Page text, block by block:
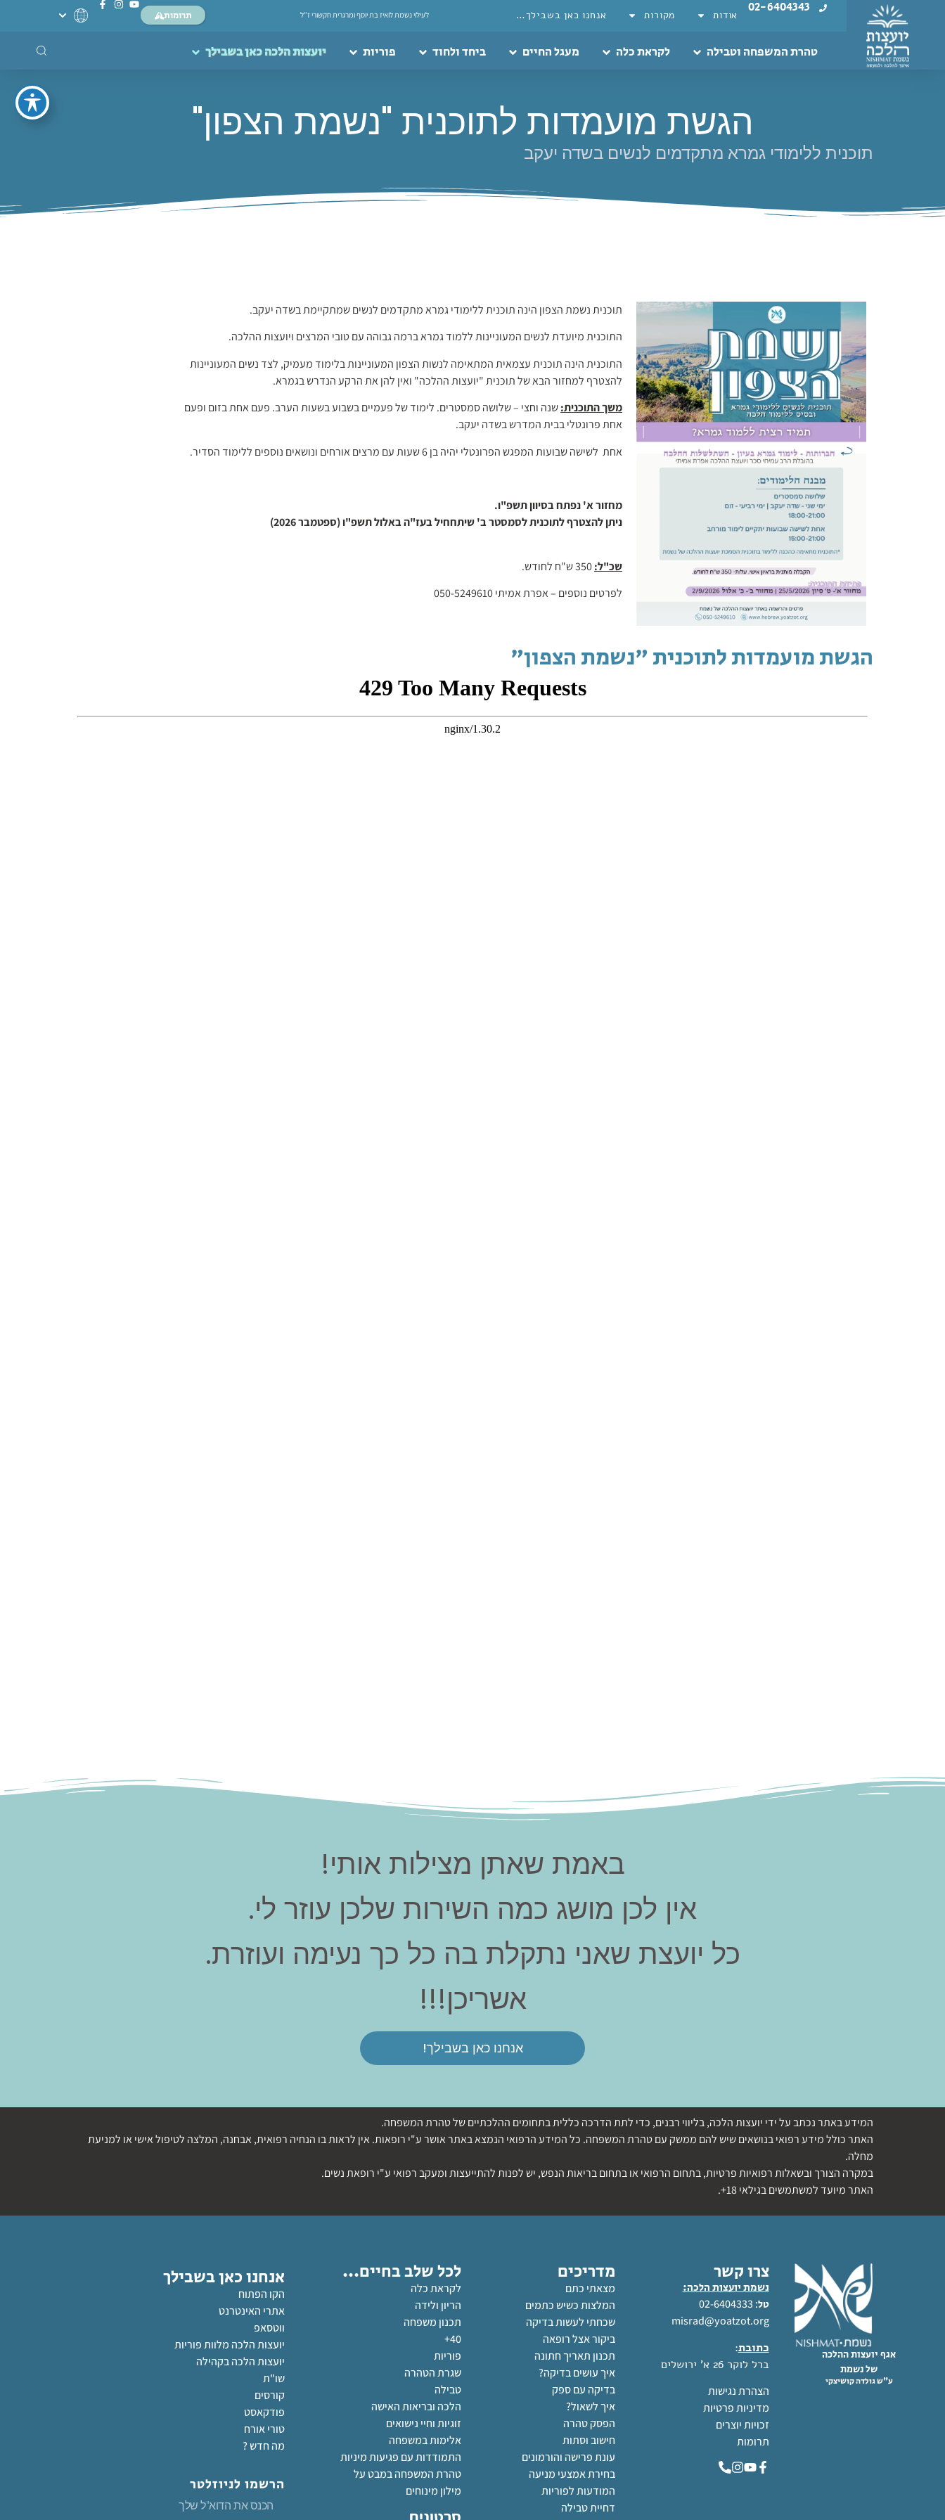
תרומות לעילוי נשמת לואיז בת יוסף ומרגרית חקשורי ז”ל 02-6404343 אודות מקורות אנחנו כאן בשבילך…
טהרת המשפחה וטבילה לקראת כלה מעגל החיים ביחד ולחוד פוריות יועצות הלכה כאן בשבילך
הגשת מועמדות לתוכנית "נשמת הצפון"
תוכנית ללימודי גמרא מתקדמים לנשים בשדה יעקב
תוכנית נשמת הצפון הינה תוכנית ללימודי גמרא מתקדמים לנשים שמתקיימת בשדה יעקב.
התוכנית מיועדת לנשים המעוניינות ללמוד גמרא ברמה גבוהה עם טובי המרצים ויועצות ההלכה.
התוכנית הינה תוכנית עצמאית המתאימה לנשות הצפון המעוניינות בלימוד מעמיק, לצד נשים המעוניינות
להצטרף למחזור הבא של תוכנית "יועצות ההלכה" ואין להן את הרקע הנדרש בגמרא.
משך התוכנית:שנה וחצי – שלושה סמסטרים. לימוד של פעמיים בשבוע בשעות הערב. פעם אחת בזום ופעם
אחת פרונטלי בבית המדרש בשדה יעקב.
אחת לשישה שבועות המפגש הפרונטלי יהיה בן 6 שעות עם מרצים אורחים ונושאים נוספים ללימוד הסדיר.
מחזור א' נפתח בסיוון תשפ"ו.
ניתן להצטרף לתוכנית לסמסטר ב' שיתחחיל בעז"ה באלול תשפ"ו (ספטמבר 2026)
שכ"ל:
לפרטים נוספים – אפרת אמיתי 050-5249610
הגשת מועמדות לתוכנית "נשמת הצפון"
באמת שאתן מצילות אותי!
אין לכן מושג כמה השירות שלכן עוזר לי.
כל יועצת שאני נתקלת בה כל כך נעימה ועוזרת.
אשריכן!!!
אנחנו כאן בשבילך!
המידע באתר נכתב על ידי יועצות הלכה, בליווי רבנים, כדי לתת הדרכה כללית בתחומים ההלכתיים של טהרת המשפחה.
האתר כולל מידע רפואי בנושאים שיש להם ממשק עם טהרת המשפחה. כל המידע הרפואי הנמצא באתר אושר ע"י רופאות. אין לראות בו הנחיה רפואית, אבחנה, המלצה לטיפול אישי או למניעת
מחלה.
במקרה הצורך ובשאלות רפואיות פרטיות, בתחום הרפואי או בתחום בריאות הנפש, יש לפנות להתייעצות ומעקב רפואי ע"י רופאת נשים.
האתר מיועד למשתמשים בגילאי 18+.
אגף יועצות ההלכה
של נשמת
ע"ש גולדה קושיצקי
צרו קשר
נשמת יועצות הלכה:
טל: 02-6404333
misrad@yoatzot.org
כתובת:
ברל לוקר 26 א' ירושלים
הצהרת נגישות
מדיניות פרטיות
זכויות יוצרים
תרומות
מדריכים
מצאתי כתם
המלצות כשיש כתמים
שכחתי לעשות בדיקה
ביקור אצל רופאה
תכנון תאריך חתונה
איך עושים בדיקה?
בדיקה עם ספק
איך לשאול?
הפסק טהרה
חישוב וסתות
עונת פרישה והורמונים
בחירת אמצעי מניעה
המודעות לפוריות
דחיית טבילה
לכל שלב בחיים...
לקראת כלה
הריון ולידה
תכנון משפחה
40+
פוריות
שגרת הטהרה
טבילה
הלכה ובריאות האישה
זוגיות וחיי נישואים
אלימות במשפחה
התמודדות עם פגיעות מיניות
טהרת המשפחה במבט על
מילון מינוחים
אנחנו כאן בשבילך
הקו הפתוח
אתרי האינטרנט
ווטסאפ
יועצות הלכה מלוות פוריות
יועצות הלכה בקהילה
שו"ת
קורסים
פודקאסט
טורי אורח
מה חדש ?
הרשמו לניוזלטר